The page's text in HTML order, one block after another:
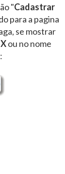
"Cadastrar
para a pagina
se mostrar
Xou no nome